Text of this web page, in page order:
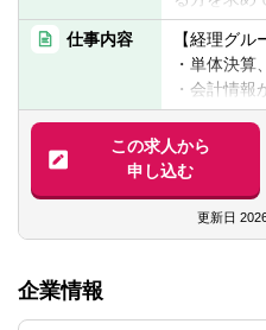
・メールベ
ョンが取れ
【必須経験
のある方
・上場企業
どの経理実
・大手税理
場企業（製
仕事内容
【経理グル
・単体決算
・会計情
・国内外グ
・各種税務
・決算短信
書類等開示
経理のもつ
この求人から
申し込む
更新日
企業情報